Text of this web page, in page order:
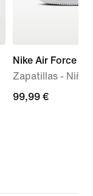
Nike Air Force 1
Zapatillas -
99,99 €
99,99 €